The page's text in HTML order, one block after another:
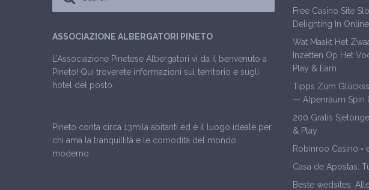
ASSOCIAZIONE ALBERGATORI PINETO
L’Associazione Pinetese Albergatori vi da il benvenuto a
Pineto! Qui troverete informazioni sul territorio e sugli
hotel del posto.
Pineto conta circa 13mila abitanti ed è il luogo ideale per
chi ama la tranquillità e le comodità del mondo
moderno.
Free Casino Site
Delighting In
Wat Maakt Het
Inzetten Op Het
Play & Earn
Tipps Zum
— Alpenraum Spin
200 Gratis
& Play
Robinroo Casino
Casa de Apostas:
Beste wedsites: